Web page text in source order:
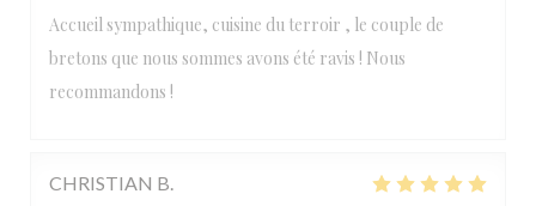
Accueil sympathique, cuisine du terroir , le couple de
bretons que nous sommes avons été ravis ! Nous
recommandons !
CHRISTIAN B